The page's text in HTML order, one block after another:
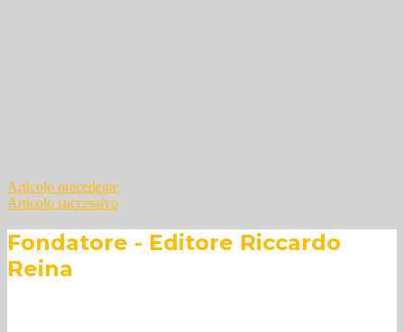
Navigazione
articoli
Articolo precedente
Articolo successivo
Fondatore - Editore Riccardo
Reina